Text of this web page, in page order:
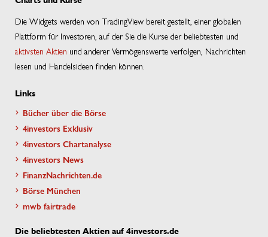
Die Widgets werden von TradingView bereit gestellt, einer globalen
Plattform für Investoren, auf der Sie die Kurse der beliebtesten und
aktivsten Aktien und anderer Vermögenswerte verfolgen, Nachrichten
lesen und Handelsideen finden können.
Links
Bücher über die Börse
4investors Exklusiv
4investors Chartanalyse
4investors News
FinanzNachrichten.de
Börse München
mwb fairtrade
Die beliebtesten Aktien auf 4investors.de